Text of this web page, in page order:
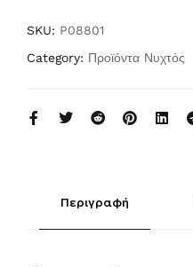
SKU: P08801
Category: Προϊόντα Νυχτός
Περιγραφή